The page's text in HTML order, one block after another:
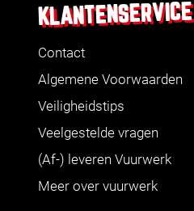
KLANTENSERVICE
Contact
Algemene Voorwaarden
Veiligheidstips
Veelgestelde vragen
(Af-) leveren Vuurwerk
Meer over vuurwerk